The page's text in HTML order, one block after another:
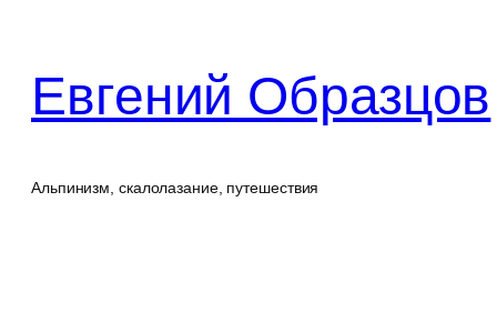
содержимому
Евгений Образцов
Альпинизм, скалолазание, путешествия